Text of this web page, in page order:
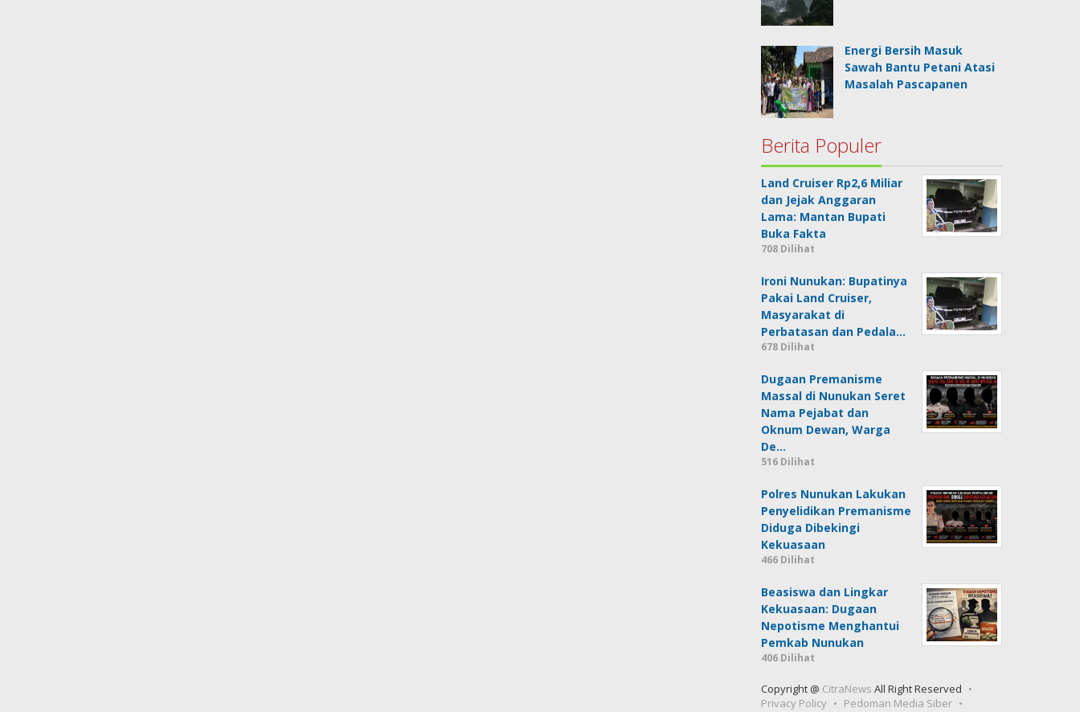
Energi Bersih Masuk
Sawah Bantu Petani Atasi
Masalah Pascapanen
Berita Populer
Land Cruiser Rp2,6 Miliar
dan Jejak Anggaran
Lama: Mantan Bupati
Buka Fakta
708 Dilihat
Ironi Nunukan: Bupatinya
Pakai Land Cruiser,
Masyarakat di
Perbatasan dan Pedala…
678 Dilihat
Dugaan Premanisme
Massal di Nunukan Seret
Nama Pejabat dan
Oknum Dewan, Warga
De…
516 Dilihat
Polres Nunukan Lakukan
Penyelidikan Premanisme
Diduga Dibekingi
Kekuasaan
466 Dilihat
Beasiswa dan Lingkar
Kekuasaan: Dugaan
Nepotisme Menghantui
Pemkab Nunukan
406 Dilihat
Copyright @ CitraNews All Right Reserved
Privacy Policy
Pedoman Media Siber